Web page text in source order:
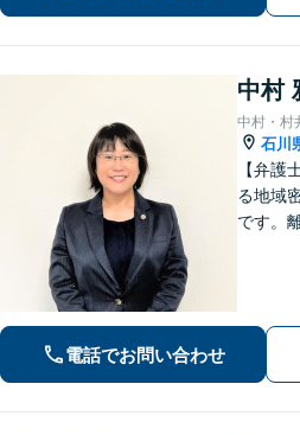
中村
中村・村
石川
【弁護
る地域
です。
あり】
電話でお問い合わせ